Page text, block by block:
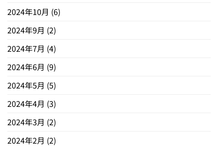
2024年10月 (6)
2024年9月 (2)
2024年7月 (4)
2024年6月 (9)
2024年5月 (5)
2024年4月 (3)
2024年3月 (2)
2024年2月 (2)